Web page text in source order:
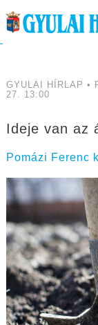
GYULAI HÍRLAP •
27. 13:00
Ideje van az
Pomázi Ferenc